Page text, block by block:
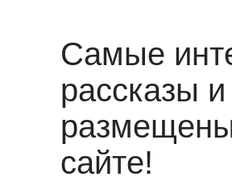
Самые
рассказы и
сайте!